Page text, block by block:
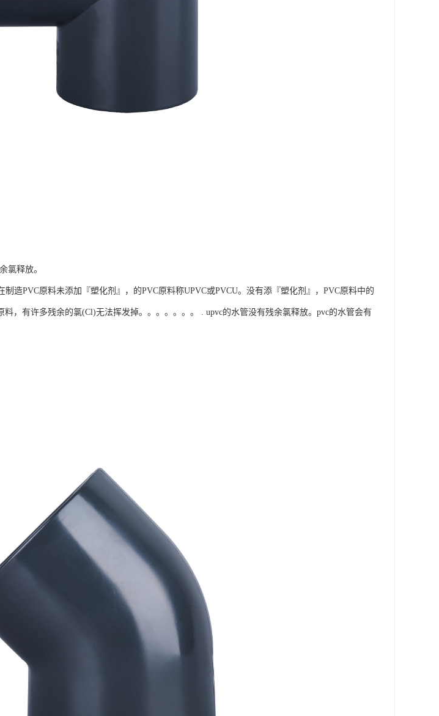
氯释放。
制造PVC原料未添加『塑化剂』，的PVC原料称UPVC或PVCU。没有添『塑化剂』，PVC原料中的
，有许多残余的氯(Cl)无法挥发掉。。。。。。。 . upvc的水管没有残余氯释放。pvc的水管会有